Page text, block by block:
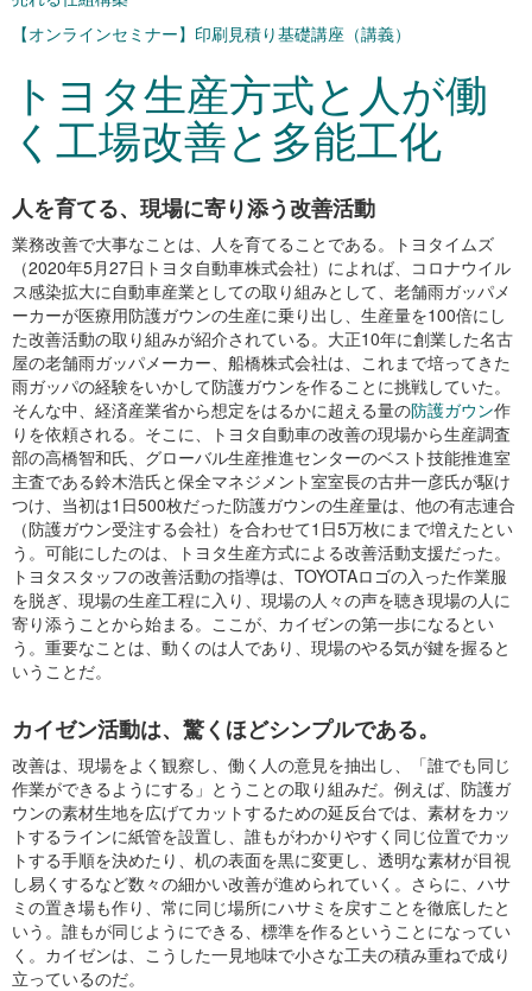
【オンラインセミナー】印刷見積り基礎講座（講義）
トヨタ生産方式と人が働
く工場改善と多能工化
人を育てる、現場に寄り添う改善活動
業務改善で大事なことは、人を育てることである。トヨタイムズ
（2020年5月27日トヨタ自動車株式会社）によれば、コロナウイル
ス感染拡大に自動車産業としての取り組みとして、老舗雨ガッパメ
ーカーが医療用防護ガウンの生産に乗り出し、生産量を100倍にし
た改善活動の取り組みが紹介されている。大正10年に創業した名古
屋の老舗雨ガッパメーカー、船橋株式会社は、これまで培ってきた
雨ガッパの経験をいかして防護ガウンを作ることに挑戦していた。
そんな中、経済産業省から想定をはるかに超える量の防護ガウン作
りを依頼される。そこに、トヨタ自動車の改善の現場から生産調査
部の高橋智和氏、グローバル生産推進センターのベスト技能推進室
主査である鈴木浩氏と保全マネジメント室室長の古井一彦氏が駆け
つけ、当初は1日500枚だった防護ガウンの生産量は、他の有志連合
（防護ガウン受注する会社）を合わせて1日5万枚にまで増えたとい
う。可能にしたのは、トヨタ生産方式による改善活動支援だった。
トヨタスタッフの改善活動の指導は、TOYOTAロゴの入った作業服
を脱ぎ、現場の生産工程に入り、現場の人々の声を聴き現場の人に
寄り添うことから始まる。ここが、カイゼンの第一歩になるとい
う。重要なことは、動くのは人であり、現場のやる気が鍵を握ると
いうことだ。
カイゼン活動は、驚くほどシンプルである。
改善は、現場をよく観察し、働く人の意見を抽出し、「誰でも同じ
作業ができるようにする」とうことの取り組みだ。例えば、防護ガ
ウンの素材生地を広げてカットするための延反台では、素材をカッ
トするラインに紙管を設置し、誰もがわかりやすく同じ位置でカッ
トする手順を決めたり、机の表面を黒に変更し、透明な素材が目視
し易くするなど数々の細かい改善が進められていく。さらに、ハサ
ミの置き場も作り、常に同じ場所にハサミを戻すことを徹底したと
いう。誰もが同じようにできる、標準を作るということになってい
く。カイゼンは、こうした一見地味で小さな工夫の積み重ねで成り
立っているのだ。